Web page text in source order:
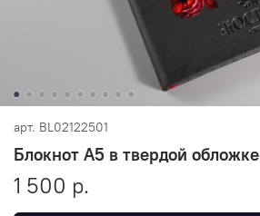
арт. BL02122501
Блокнот А5 в твердой обложке
1 500 р.